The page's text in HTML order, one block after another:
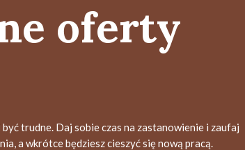
oferty
trudne. Daj sobie czas na zastanowienie i zaufaj
a wkrótce będziesz cieszyć się nową pracą.